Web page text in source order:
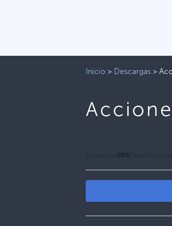
Inicio > Descargas >
266